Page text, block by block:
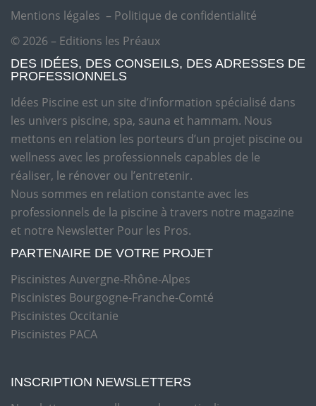
Mentions légales – Politique de confidentialité
© 2026 – Editions les Préaux
DES IDÉES, DES CONSEILS, DES ADRESSES DE
PROFESSIONNELS
Idées Piscine est un site d’information spécialisé dans
les univers piscine, spa, sauna et hammam. Nous
mettons en relation les porteurs d’un projet piscine ou
wellness avec les professionnels capables de le
réaliser, le rénover ou l’entretenir.
Nous sommes en relation constante avec les
professionnels de la piscine à travers notre magazine
et notre Newsletter Pour les Pros.
PARTENAIRE DE VOTRE PROJET
Piscinistes Auvergne-Rhône-Alpes
Piscinistes Bourgogne-Franche-Comté
Piscinistes Occitanie
Piscinistes PACA
INSCRIPTION NEWSLETTERS